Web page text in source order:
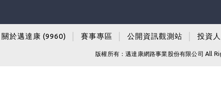
關於邁達康 (9960) 賽事專區 公開資訊觀測站 投資
版權所有：邁達康網路事業股份有限公司 All